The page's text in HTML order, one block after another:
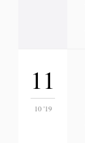
11
10 '19